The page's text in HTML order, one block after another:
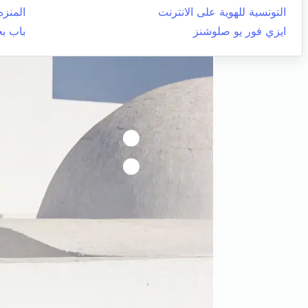
التونسية للهوية على الانترنت
ايزي فور يو صلوشنز
باب